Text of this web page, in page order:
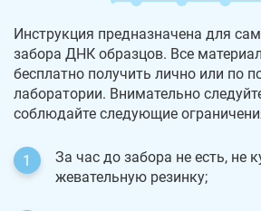
Инструкция предназначена для
забора ДНК образцов. Все
бесплатно получить лично или по
лаборатории. Внимательно
соблюдайте следующие
За час до забора не есть, не
жевательную резинку;